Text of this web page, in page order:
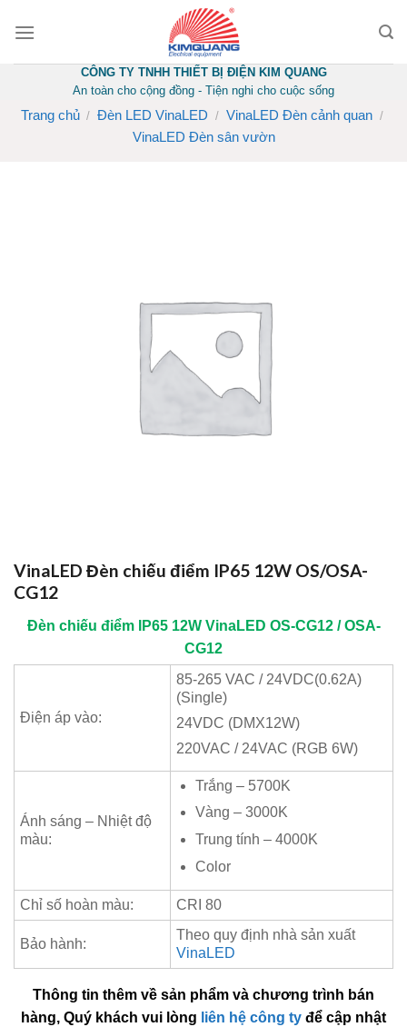
CÔNG TY TNHH THIẾT BỊ ĐIỆN KIM QUANG
An toàn cho cộng đồng - Tiện nghi cho cuộc sống
Trang chủ / Đèn LED VinaLED / VinaLED Đèn cảnh quan /
VinaLED Đèn sân vườn
VinaLED Đèn chiếu điểm IP65 12W OS/OSA-
CG12
Đèn chiếu điểm IP65 12W VinaLED OS-CG12 / OSA-
CG12
Điện áp vào:
85-265 VAC / 24VDC(0.62A)
(Single)
24VDC (DMX12W)
220VAC / 24VAC (RGB 6W)
Ánh sáng – Nhiệt độ
màu:
Trắng – 5700K
Vàng – 3000K
Trung tính – 4000K
Color
Chỉ số hoàn màu: CRI 80
Bảo hành:
Theo quy định nhà sản xuất
VinaLED
Thông tin thêm về sản phẩm và chương trình bán
hàng, Quý khách vui lòng liên hệ công ty để cập nhật